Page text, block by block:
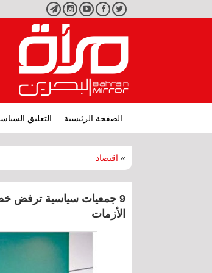
تويتر فيسبوكيوتيوبانستجرامتليجرام
الصفحة الرئيسية التعليق
» اقتصاد
9 جمعيات سياسية ترفض
الأزمات